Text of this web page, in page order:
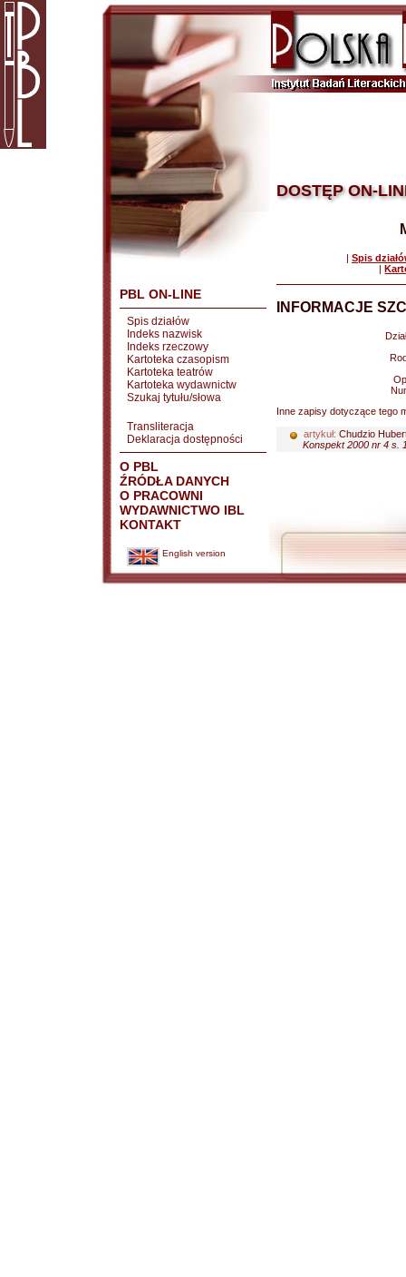
PBL ON-LINE
Spis działów
Indeks nazwisk
Indeks rzeczowy
Kartoteka czasopism
Kartoteka teatrów
Kartoteka wydawnictw
Szukaj tytułu/słowa
Transliteracja
Deklaracja dostępności
O PBL
ŹRÓDŁA DANYCH
O PRACOWNI
WYDAWNICTWO IBL
KONTAKT
English version
DOSTĘP ON-
| Spis
|
INFORMACJE
Inne zapisy dotyczące tego
artykuł: Chudzio
Konspekt 2000 nr 4 s.